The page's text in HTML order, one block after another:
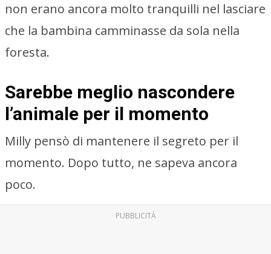
non erano ancora molto tranquilli nel lasciare
che la bambina camminasse da sola nella
foresta.
Sarebbe meglio nascondere
l’animale per il momento
Milly pensò di mantenere il segreto per il
momento. Dopo tutto, ne sapeva ancora
poco.
PUBBLICITÀ